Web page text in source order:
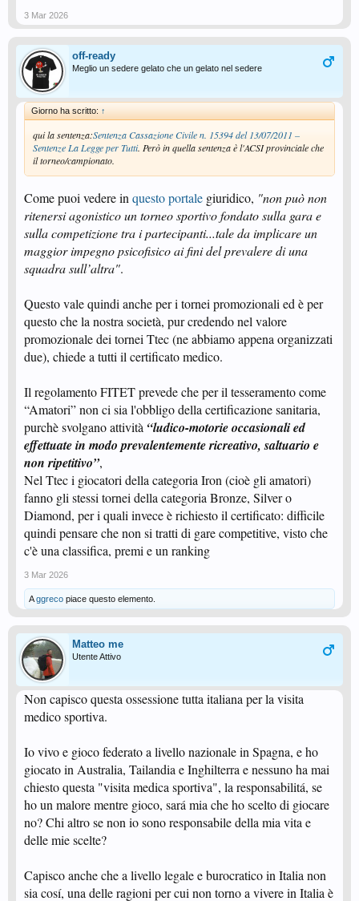
3 Mar 2026
off-ready
Meglio un sedere gelato che un gelato nel sedere
Giorno ha scritto: ↑
qui la sentenza:Sentenza Cassazione Civile n. 15394 del 13/07/2011 –
Sentenze La Legge per Tutti. Però in quella sentenza è l'ACSI provinciale che
il torneo/campionato.
Come puoi vedere in questo portale giuridico, "non può non
ritenersi agonistico un torneo sportivo fondato sulla gara e
sulla competizione tra i partecipanti...tale da implicare un
maggior impegno psicofisico ai fini del prevalere di una
squadra sull’altra".
Questo vale quindi anche per i tornei promozionali ed è per
questo che la nostra società, pur credendo nel valore
promozionale dei tornei Ttec (ne abbiamo appena organizzati
due), chiede a tutti il certificato medico.
Il regolamento FITET prevede che per il tesseramento come
“Amatori” non ci sia l'obbligo della certificazione sanitaria,
purchè svolgano attività “ludico-motorie occasionali ed
effettuate in modo prevalentemente ricreativo, saltuario e
non ripetitivo”,
Nel Ttec i giocatori della categoria Iron (cioè gli amatori)
fanno gli stessi tornei della categoria Bronze, Silver o
Diamond, per i quali invece è richiesto il certificato: difficile
quindi pensare che non si tratti di gare competitive, visto che
c'è una classifica, premi e un ranking
3 Mar 2026
Aggreco piace questo elemento.
Matteo me
Utente Attivo
Non capisco questa ossessione tutta italiana per la visita
medico sportiva.
Io vivo e gioco federato a livello nazionale in Spagna, e ho
giocato in Australia, Tailandia e Inghilterra e nessuno ha mai
chiesto questa "visita medica sportiva", la responsabilitá, se
ho un malore mentre gioco, sará mia che ho scelto di giocare
no? Chi altro se non io sono responsabile della mia vita e
delle mie scelte?
Capisco anche che a livello legale e burocratico in Italia non
sia cosí, una delle ragioni per cui non torno a vivere in Italia è